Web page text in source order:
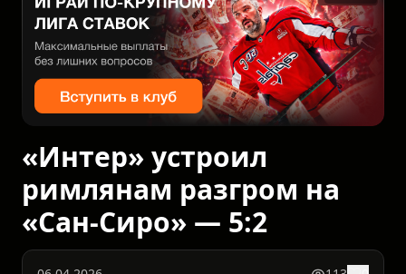
«Интер» устроил
римлянам разгром на
«Сан-Сиро» — 5:2